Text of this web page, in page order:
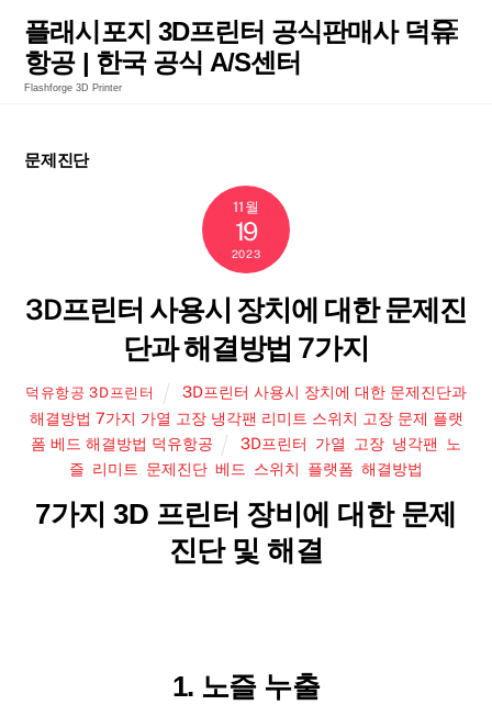
content
플래시포지 3D프린터 공식판매사 덕유
항공 | 한국 공식 A/S센터
Flashforge 3D Printer
문제진단
11월
19
2023
3D프린터 사용시 장치에 대한 문제진
단과 해결방법 7가지
덕유항공 3D프린터
3D프린터 사용시 장치에 대한 문제진단과
해결방법 7가지 가열 고장 냉각팬 리미트 스위치 고장 문제 플랫
폼 베드 해결방법 덕유항공
3D프린터 가열 고장 냉각팬
노
즐 리미트 문제진단 베드 스위치 플랫폼 해결방법
7가지 3D 프린터 장비에 대한 문제
진단 및 해결
1. 노즐 누출